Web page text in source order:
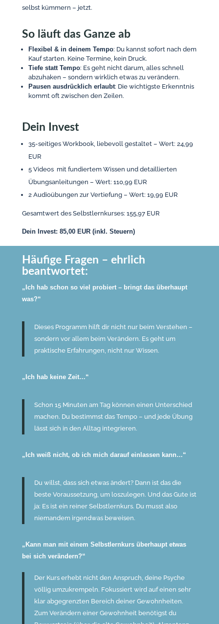
selbst kümmern – jetzt.
So läuft das Ganze ab
Flexibel & in deinem Tempo: Du kannst sofort nach dem
Kauf starten. Keine Termine, kein Druck.
Tiefe statt Tempo: Es geht nicht darum, alles schnell
abzuhaken – sondern wirklich etwas zu verändern.
Pausen ausdrücklich erlaubt: Die wichtigste Erkenntnis
kommt oft zwischen den Zeilen.
Dein Invest
35-seitiges Workbook, liebevoll gestaltet – Wert: 24,99
EUR
5 Videos mit fundiertem Wissen und detaillierten
Übungsanleitungen – Wert: 110,99 EUR
2 Audioübungen zur Vertiefung – Wert: 19,99 EUR
Gesamtwert des Selbstlernkurses: 155,97 EUR
Dein Invest: 85,00 EUR (inkl. Steuern)
Häufige Fragen – ehrlich
beantwortet:
„Ich hab schon so viel probiert – bringt das überhaupt
was?“
Dieses Programm hilft dir nicht nur beim Verstehen –
sondern vor allem beim Verändern. Es geht um
praktische Erfahrungen, nicht nur Wissen.
„Ich hab keine Zeit…“
Schon 15 Minuten am Tag können einen Unterschied
machen. Du bestimmst das Tempo – und jede Übung
lässt sich in den Alltag integrieren.
„Ich weiß nicht, ob ich mich darauf einlassen kann…“
Du willst, dass sich etwas ändert? Dann ist das die
beste Voraussetzung, um loszulegen. Und das Gute ist
ja: Es ist ein reiner Selbstlernkurs. Du musst also
niemandem irgendwas beweisen.
„Kann man mit einem Selbstlernkurs überhaupt etwas
bei sich verändern?“
Der Kurs erhebt nicht den Anspruch, deine Psyche
völlig umzukrempeln. Fokussiert wird auf einen sehr
klar abgegrenzten Bereich deiner Gewohnheiten.
Zum Verändern einer Gewohnheit benötigst du